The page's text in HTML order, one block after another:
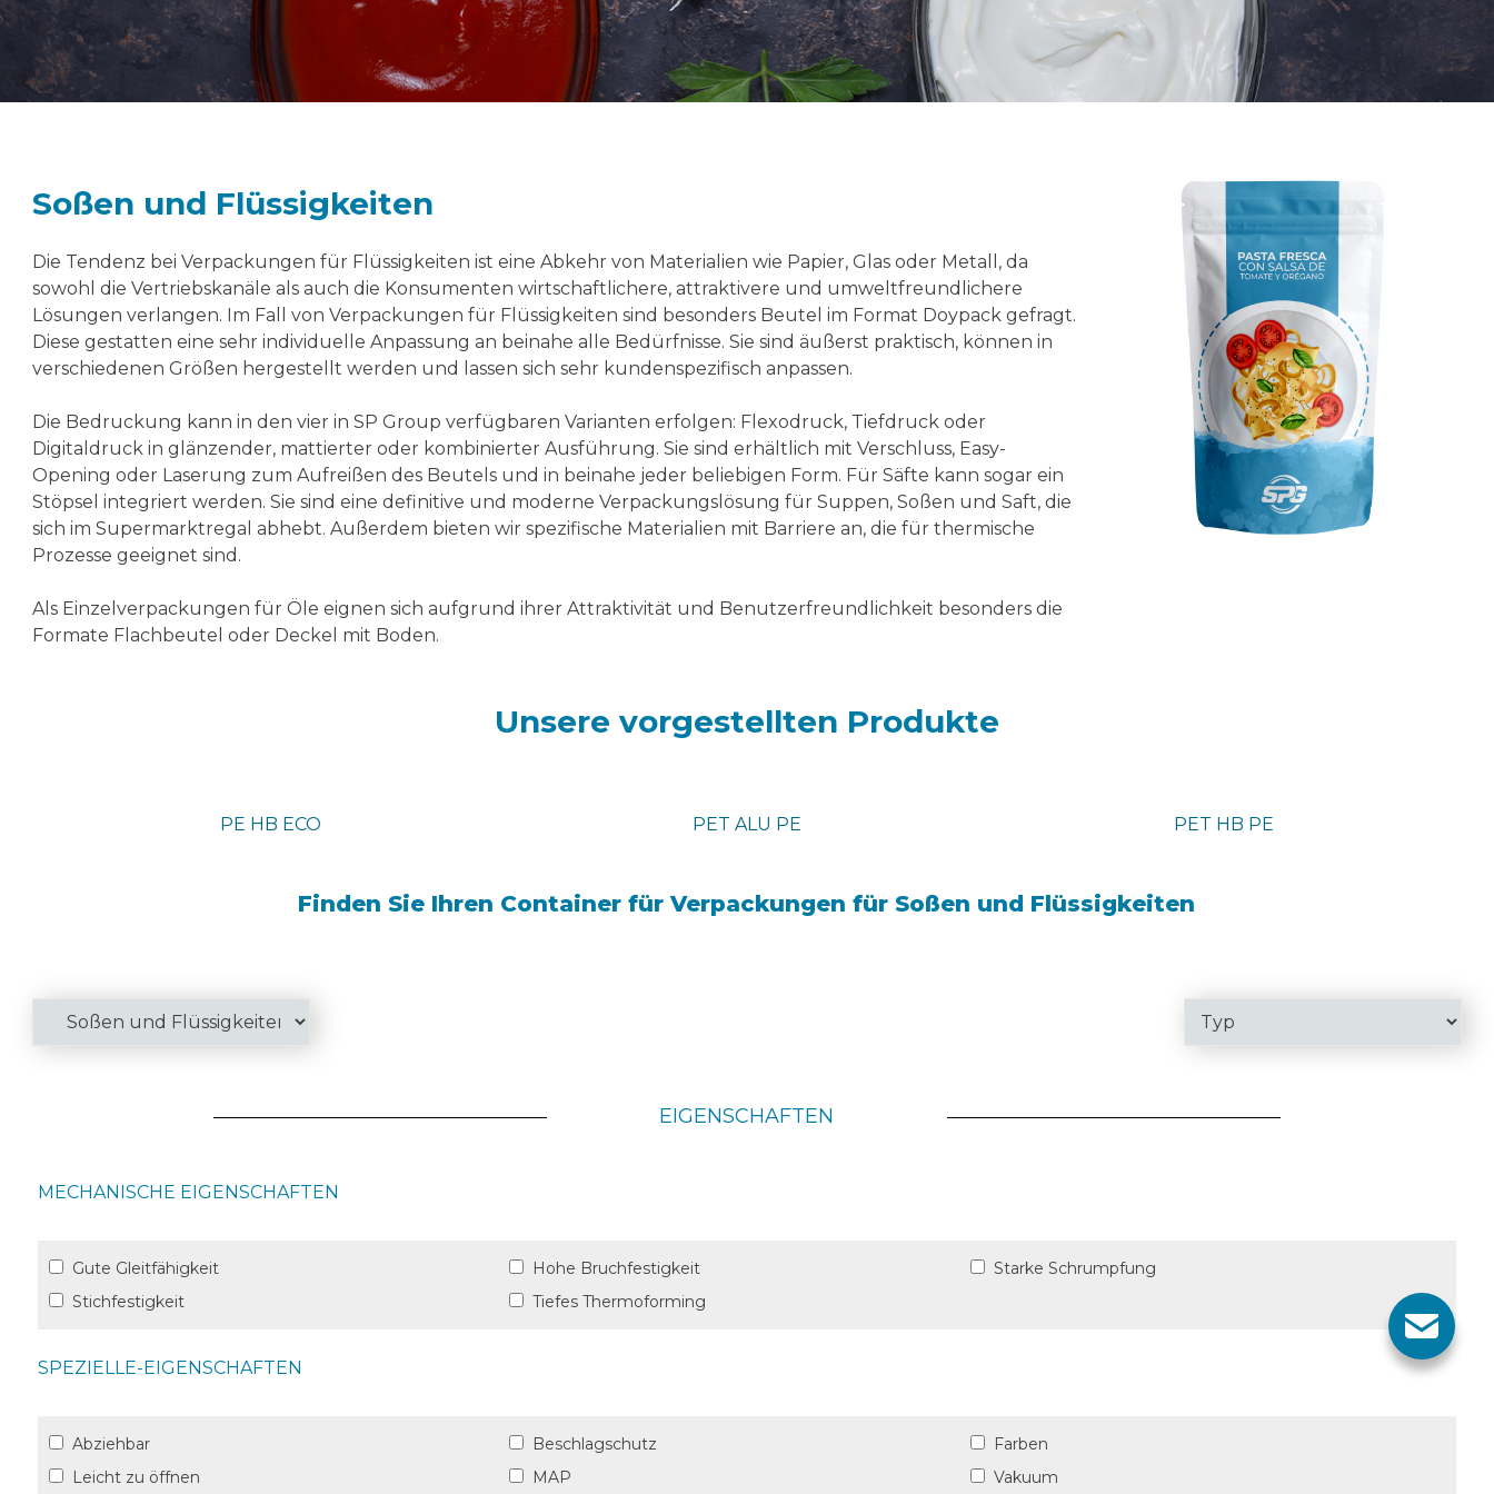
Soßen und Flüssigkeiten
Die Tendenz bei Verpackungen für Flüssigkeiten ist eine Abkehr von Materialien wie Papier, Glas oder Metall, da
sowohl die Vertriebskanäle als auch die Konsumenten wirtschaftlichere, attraktivere und umweltfreundlichere
Lösungen verlangen. Im Fall von Verpackungen für Flüssigkeiten sind besonders Beutel im Format Doypack gefragt.
Diese gestatten eine sehr individuelle Anpassung an beinahe alle Bedürfnisse. Sie sind äußerst praktisch, können in
verschiedenen Größen hergestellt werden und lassen sich sehr kundenspezifisch anpassen.
Die Bedruckung kann in den vier in SP Group verfügbaren Varianten erfolgen: Flexodruck, Tiefdruck oder
Digitaldruck in glänzender, mattierter oder kombinierter Ausführung. Sie sind erhältlich mit Verschluss, Easy-
Opening oder Laserung zum Aufreißen des Beutels und in beinahe jeder beliebigen Form. Für Säfte kann sogar ein
Stöpsel integriert werden. Sie sind eine definitive und moderne Verpackungslösung für Suppen, Soßen und Saft, die
sich im Supermarktregal abhebt. Außerdem bieten wir spezifische Materialien mit Barriere an, die für thermische
Prozesse geeignet sind.
Als Einzelverpackungen für Öle eignen sich aufgrund ihrer Attraktivität und Benutzerfreundlichkeit besonders die
Formate Flachbeutel oder Deckel mit Boden.
Unsere vorgestellten Produkte
PE HB ECO PET ALU PE PET HB PE
Finden Sie Ihren Container für Verpackungen für Soßen und Flüssigkeiten
EIGENSCHAFTEN
MECHANISCHE EIGENSCHAFTEN
Gute Gleitfähigkeit Hohe Bruchfestigkeit
Starke Schrumpfung
Stichfestigkeit
Tiefes Thermoforming
SPEZIELLE-EIGENSCHAFTEN
Abziehbar Beschlagschutz
Farben
Leicht zu öffnen
MAP Vakuum